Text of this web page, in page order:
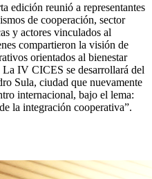
edición reunió a representantes
de cooperación, sector
y actores vinculados al
compartieron la visión de
orientados al bienestar
IV CICES se desarrollará del
Sula, ciudad que nuevamente
internacional, bajo el lema:
la integración cooperativa”.